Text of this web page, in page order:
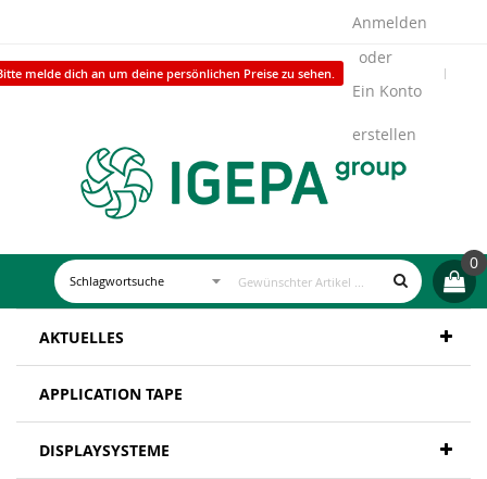
melde dich an um deine persönlichen Preise zu sehen.
Anmelden
Ein Konto
erstellen
0
AKTUELLES
APPLICATION TAPE
DISPLAYSYSTEME